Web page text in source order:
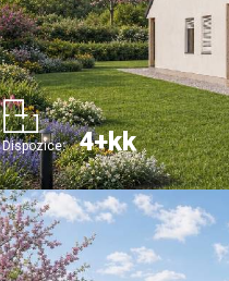
Dispozice: 4+kk